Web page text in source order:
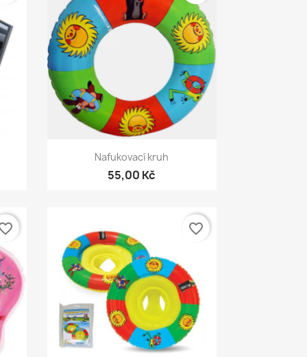
Rychlý náhled
Nafukovací kruh
55,00 Kč
favorite_border